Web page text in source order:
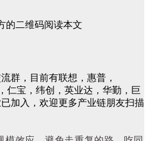
的二维码阅读本文
群，目前有联想，惠普，
仁宝，纬创，英业达，华勤，巨
加入，欢迎更多产业链朋友扫描